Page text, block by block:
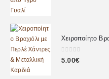
0 out of 5
5.00€